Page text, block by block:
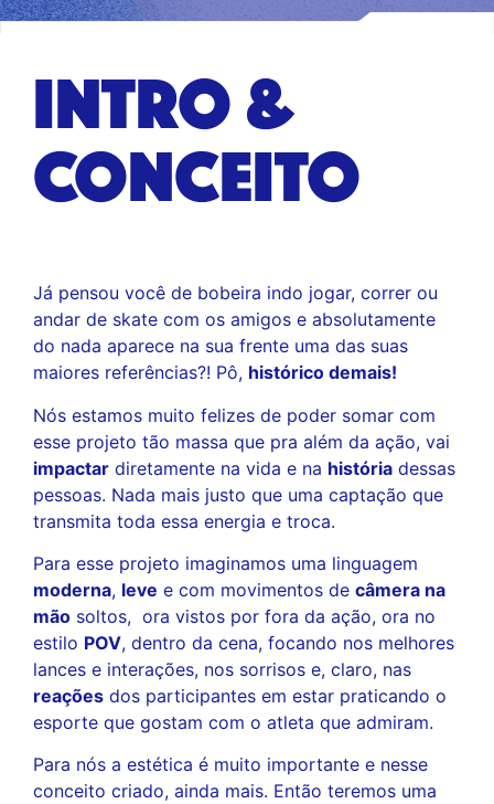
INTRO &
CONCEITO
Já pensou você de bobeira indo jogar, correr ou
andar de skate com os amigos e absolutamente
do nada aparece na sua frente uma das suas
maiores referências?! Pô, histórico demais!
Nós estamos muito felizes de poder somar com
esse projeto tão massa que pra além da ação, vai
impactar diretamente na vida e na história dessas
pessoas. Nada mais justo que uma captação que
transmita toda essa energia e troca.
Para esse projeto imaginamos uma linguagem
moderna, leve e com movimentos de câmera na
mão soltos, ora vistos por fora da ação, ora no
estilo POV, dentro da cena, focando nos melhores
lances e interações, nos sorrisos e, claro, nas
reações dos participantes em estar praticando o
esporte que gostam com o atleta que admiram.
Para nós a estética é muito importante e nesse
conceito criado, ainda mais. Então teremos uma